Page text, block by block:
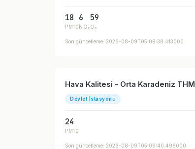
18
PM10
6
NO₂
59
O₃
Son güncelleme: 2026-08-09T05:08:38.413000
Hava Kalitesi - Orta Karadeniz THM
Devlet İstasyonu
24
PM10
Son güncelleme: 2026-08-09T05:09:40.496000